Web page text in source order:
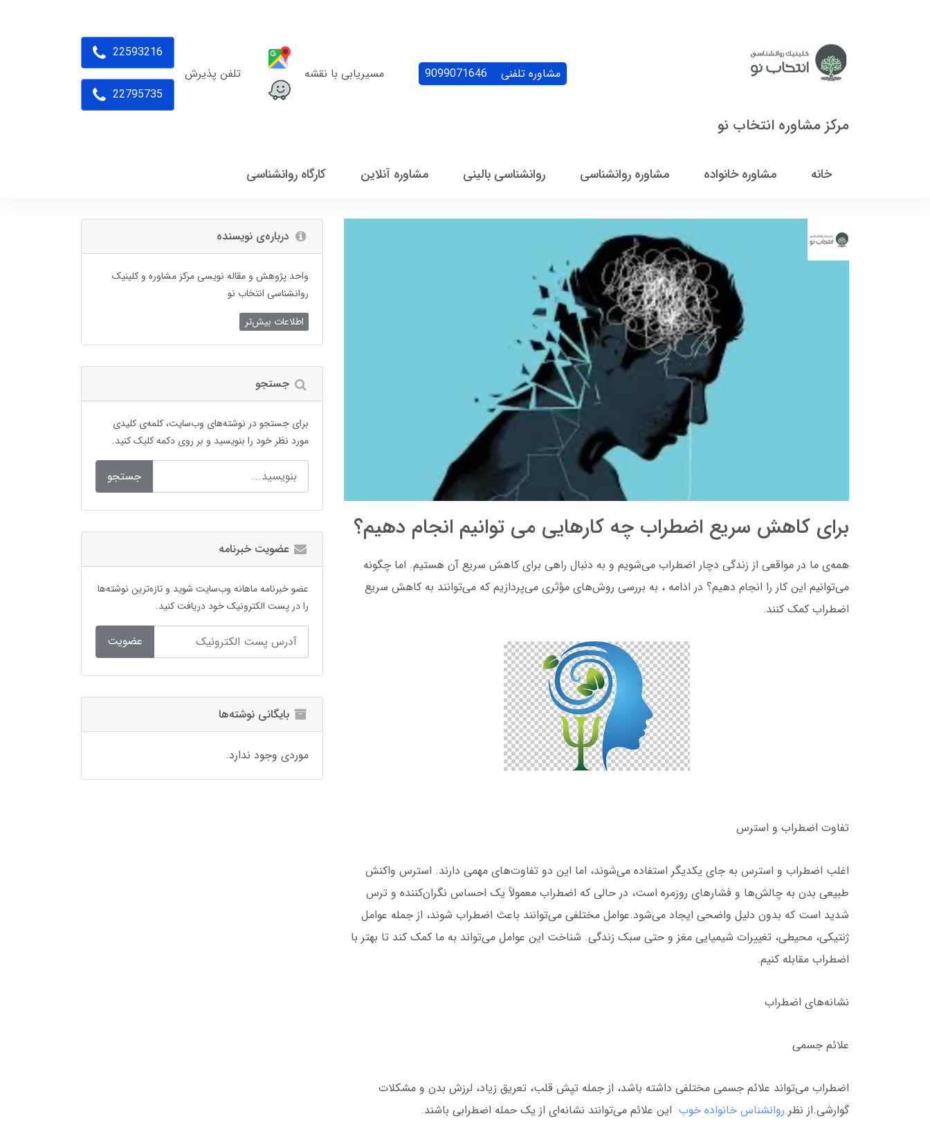
مرکز مشاوره انتخاب نو
مشاوره تلفنی 9099071646 مسیریابی با نقشه تلفن پذیرش
22593216
22795735
خانه مشاوره خانواده مشاوره روانشناسی روانشناسی بالینی مشاوره آنلاین کارگاه روانشناسی
برای کاهش سریع اضطراب چه کارهایی می توانیم انجام دهیم؟
همه‌ی ما در مواقعی از زندگی دچار اضطراب می‌شویم و به دنبال راهی برای کاهش سریع آن هستیم. اما چگونه
می‌توانیم این کار را انجام دهیم؟ در ادامه ، به بررسی روش‌های مؤثری می‌پردازیم که می‌توانند به کاهش سریع
اضطراب کمک کنند.
تفاوت اضطراب و استرس
اغلب اضطراب و استرس به جای یکدیگر استفاده می‌شوند، اما این دو تفاوت‌های مهمی دارند. استرس واکنش
طبیعی بدن به چالش‌ها و فشارهای روزمره است، در حالی که اضطراب معمولاً یک احساس نگران‌کننده و ترس
شدید است که بدون دلیل واضحی ایجاد می‌شود.عوامل مختلفی می‌توانند باعث اضطراب شوند، از جمله عوامل
ژنتیکی، محیطی، تغییرات شیمیایی مغز و حتی سبک زندگی. شناخت این عوامل می‌تواند به ما کمک کند تا بهتر با
اضطراب مقابله کنیم.
نشانه‌های اضطراب
علائم جسمی
اضطراب می‌تواند علائم جسمی مختلفی داشته باشد، از جمله تپش قلب، تعریق زیاد، لرزش بدن و مشکلات
گوارشی.از نظر روانشناس خانواده خوب این علائم می‌توانند نشانه‌ای از یک حمله اضطرابی باشند.
درباره‌ی نویسنده
واحد پژوهش و مقاله نویسی مرکز مشاوره و کلینیک
روانشناسی انتخاب نو
اطلاعات بیش‌تر
جستجو
برای جستجو در نوشته‌های وب‌سایت، کلمه‌ی کلیدی
مورد نظر خود را بنویسید و بر روی دکمه کلیک کنید.
جستجو
عضویت خبرنامه
عضو خبرنامه ماهانه وب‌سایت شوید و تازه‌ترین نوشته‌ها
را در پست الکترونیک خود دریافت کنید.
عضویت
بایگانی نوشته‌ها
موردی وجود ندارد.